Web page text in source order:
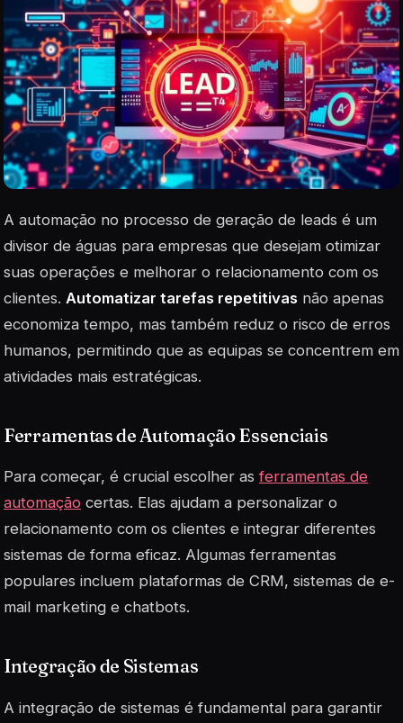
A automação no processo de geração de leads é um
divisor de águas para empresas que desejam otimizar
suas operações e melhorar o relacionamento com os
clientes. Automatizar tarefas repetitivas não apenas
economiza tempo, mas também reduz o risco de erros
humanos, permitindo que as equipas se concentrem em
atividades mais estratégicas.
Ferramentas de Automação Essenciais
Para começar, é crucial escolher asferramentas de
automação certas. Elas ajudam a personalizar o
relacionamento com os clientes e integrar diferentes
sistemas de forma eficaz. Algumas ferramentas
populares incluem plataformas de CRM, sistemas de e-
mail marketing e chatbots.
Integração de Sistemas
A integração de sistemas é fundamental para garantir